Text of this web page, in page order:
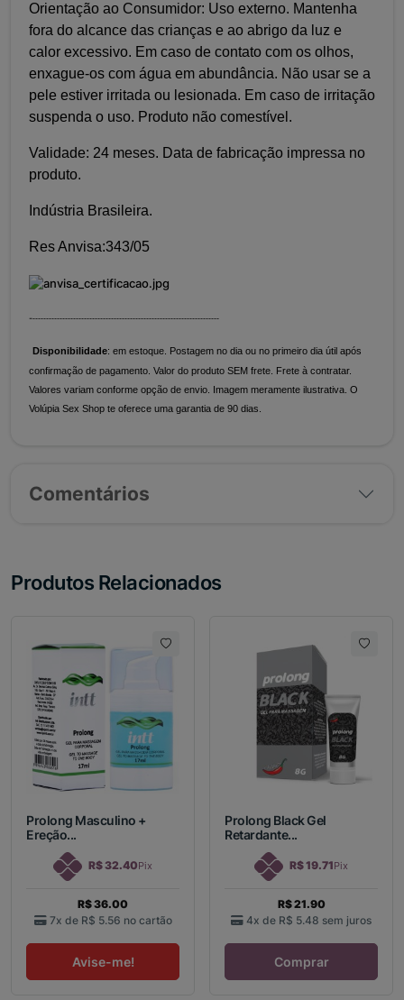
Orientação ao Consumidor: Uso externo. Mantenha
fora do alcance das crianças e ao abrigo da luz e
calor excessivo. Em caso de contato com os olhos,
enxague-os com água em abundância. Não usar se a
pele estiver irritada ou lesionada. Em caso de irritação
suspenda o uso. Produto não comestível.
Validade: 24 meses. Data de fabricação impressa no
produto.
Indústria Brasileira.
Res Anvisa:343/05
----------------------------------------------------------------------
Disponibilidade: em estoque. Postagem no dia ou no primeiro dia útil após
confirmação de pagamento. Valor do produto SEM frete. Frete à contratar.
Valores variam conforme opção de envio. Imagem meramente ilustrativa. O
Volúpia Sex Shop te oferece uma garantia de 90 dias.
Comentários
Produtos Relacionados
Prolong Masculino +
Ereção...
R$ 32.40Pix
R$ 36.00
7x de R$ 5.56 no cartão
Avise-me!
Prolong Black Gel
Retardante...
R$ 19.71Pix
R$ 21.90
4x de R$ 5.48 sem juros
Comprar